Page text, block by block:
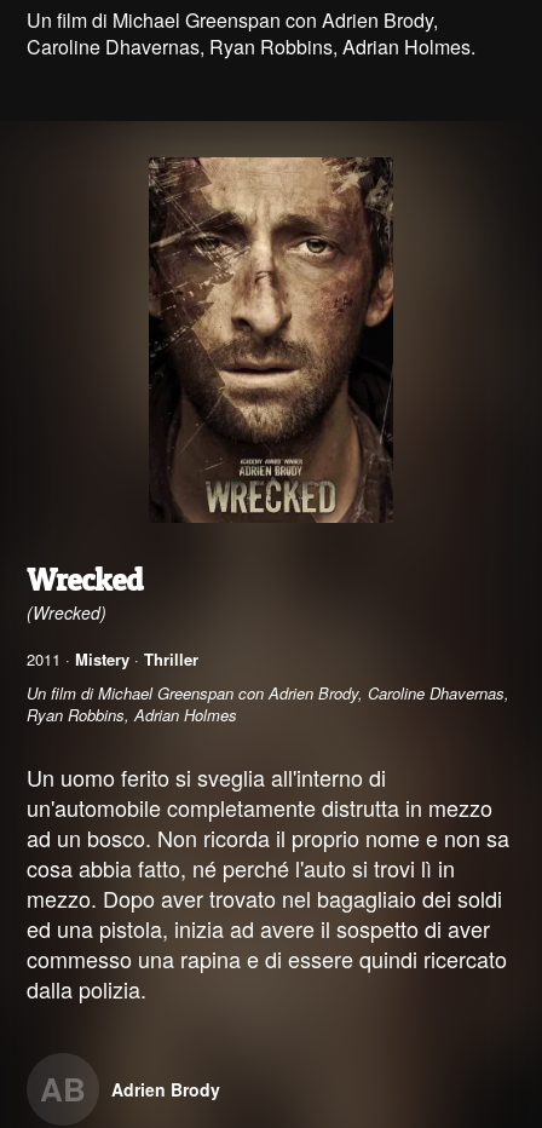
Un film di Michael Greenspan con Adrien Brody,
Caroline Dhavernas, Ryan Robbins, Adrian Holmes.
Wrecked
(Wrecked)
2011 · Mistery ·Thriller
Un film di Michael Greenspan con Adrien Brody, Caroline Dhavernas,
Ryan Robbins, Adrian Holmes
Un uomo ferito si sveglia all'interno di
un'automobile completamente distrutta in mezzo
ad un bosco. Non ricorda il proprio nome e non sa
cosa abbia fatto, né perché l'auto si trovi lì in
mezzo. Dopo aver trovato nel bagagliaio dei soldi
ed una pistola, inizia ad avere il sospetto di aver
commesso una rapina e di essere quindi ricercato
dalla polizia.
AB Adrien Brody